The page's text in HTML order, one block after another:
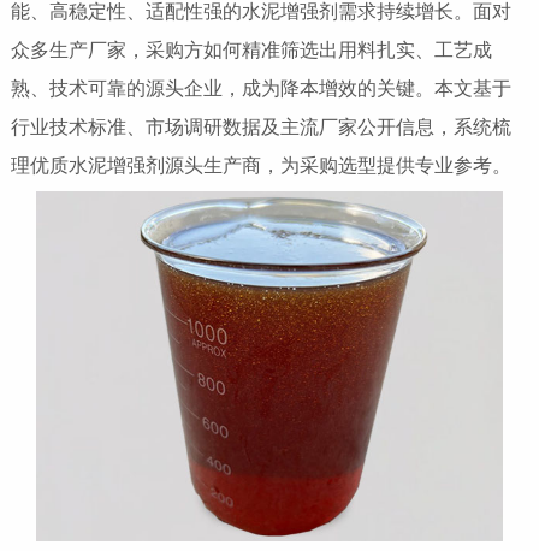
能、高稳定性、适配性强的水泥增强剂需求持续增长。面对
众多生产厂家，采购方如何精准筛选出用料扎实、工艺成
熟、技术可靠的源头企业，成为降本增效的关键。本文基于
行业技术标准、市场调研数据及主流厂家公开信息，系统梳
理优质水泥增强剂源头生产商，为采购选型提供专业参考。